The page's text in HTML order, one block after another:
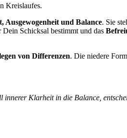
Kreislaufes.
Ausgewogenheit und Balance. Sie
Schicksal bestimmt und das
von Differenzen. Die niedere
Klarheit in die Balance,